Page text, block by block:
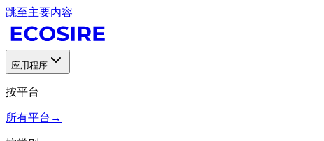
跳至主要内容
应用程序
按平台
所有平台 →